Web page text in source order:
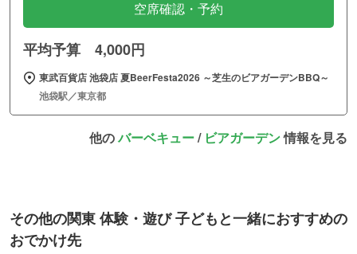
空席確認・予約
平均予算 4,000円
東武百貨店 池袋店 夏BeerFesta2026 ～芝生のビアガーデンBBQ～
池袋駅／東京都
他のバーベキュー/ ビアガーデン情報を見る
その他の関東 体験・遊び 子どもと一緒におすすめの
おでかけ先